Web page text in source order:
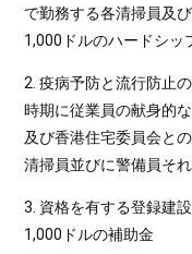
で勤務する各清掃員及
1,000ドルのハードシッ
2. 疫病予防と流行防止
時期に従業員の献身的
及び香港住宅委員会と
清掃員並びに警備員そ
3. 資格を有する登録建
1,000ドルの補助金